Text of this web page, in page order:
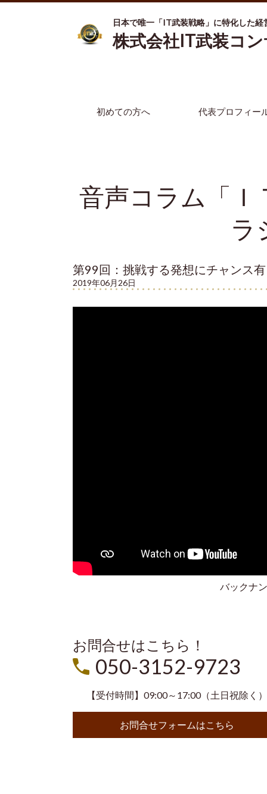
日本で唯一「IT武装戦略」に特化した経
株式会社IT武装コ
初めての方へ 代表プロフィー
音声コラム「Ｉ
ラ
第99回：挑戦する発想にチャンス
2019年06月26日
バックナ
お問合せはこちら！
050-3152-9723
【受付時間】09:00～17:00（土日祝除く）
お問合せフォームはこちら